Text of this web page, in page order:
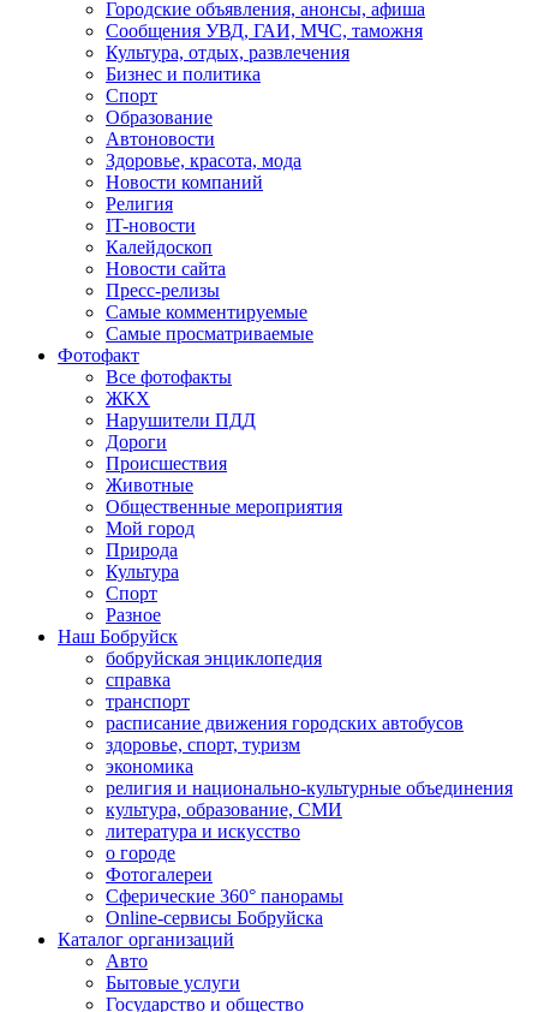
Городские объявления, анонсы, афиша
Сообщения УВД, ГАИ, МЧС, таможня
Культура, отдых, развлечения
Бизнес и политика
Спорт
Образование
Автоновости
Здоровье, красота, мода
Новости компаний
Религия
IT-новости
Калейдоскоп
Новости сайта
Пресс-релизы
Самые комментируемые
Самые просматриваемые
Фотофакт
Все фотофакты
ЖКХ
Нарушители ПДД
Дороги
Происшествия
Животные
Общественные мероприятия
Мой город
Природа
Культура
Спорт
Разное
Наш Бобруйск
бобруйская энциклопедия
справка
транспорт
расписание движения городских автобусов
здоровье, спорт, туризм
экономика
религия и национально-культурные объединения
культура, образование, СМИ
литература и искусство
о городе
Фотогалереи
Сферические 360° панорамы
Online-сервисы Бобруйска
Каталог организаций
Авто
Бытовые услуги
Государство и общество